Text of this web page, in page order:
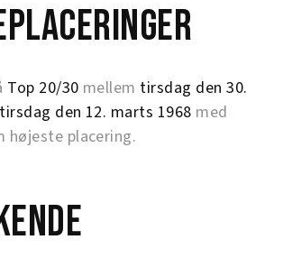
Top 20/30 mellem tirsdag den 30.
tirsdag den 12. marts 1968 med
højeste placering.